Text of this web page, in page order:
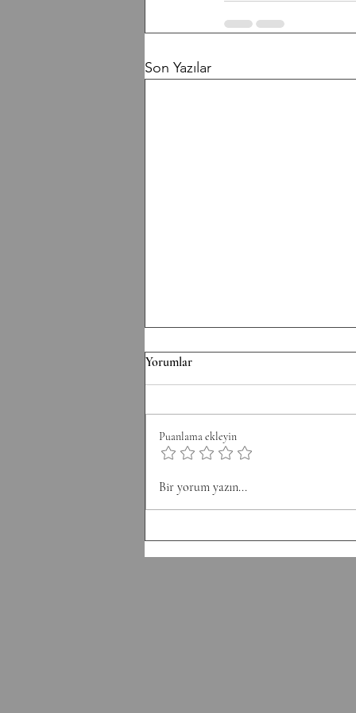
Son Yazılar
F/070826 Workout
Conditioning EMOM 36' Minute
Minute 4: 12 Sit Ups Minute 5: 50
Double Unders Minute 6: Rest
Yorumlar
Puanlama ekleyin
Bir yorum yazın...